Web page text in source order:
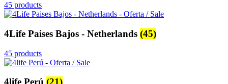
45 products
4Life Paises Bajos - Netherlands (45)
45 products
4life Perú (21)